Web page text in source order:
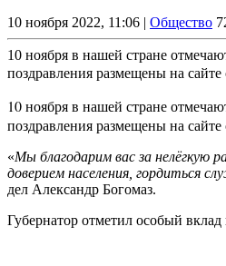
10 ноября 2022, 11:06 | Общество
10 ноября в нашей стране
поздравления размещены на сайте
10 ноября в нашей стране
поздравления размещены на сайте
«Мы благодарим вас за нелёгкую
доверием населения, гордиться
дел Александр Богомаз.
Губернатор отметил особый